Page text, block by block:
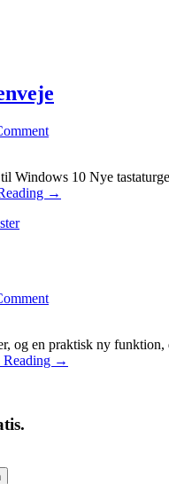
Windows 10 Nye
→
og en praktisk ny
→